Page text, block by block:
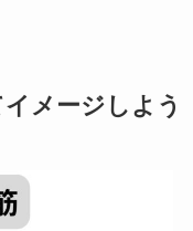
メージしよう